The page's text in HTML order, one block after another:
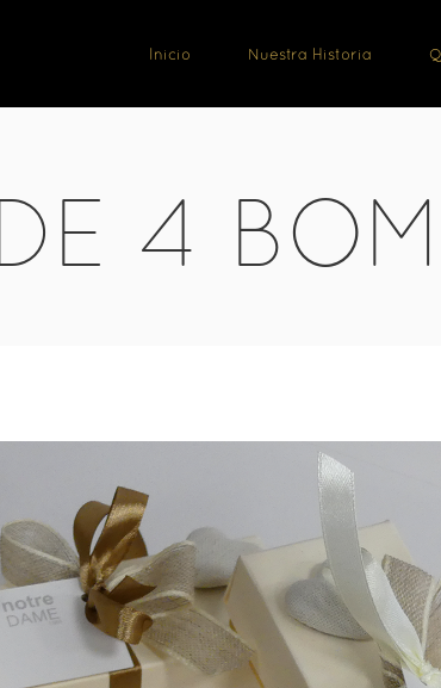
Inicio Nuestra Historia
4